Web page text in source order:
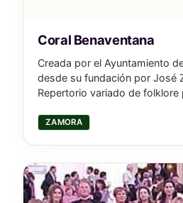
Coral Benaventana
Creada por el Ayuntamiento
desde su fundación por José
Repertorio variado de folklore
ZAMORA